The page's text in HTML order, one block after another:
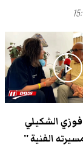
play_arrow
الشكيلي
الفنية ''